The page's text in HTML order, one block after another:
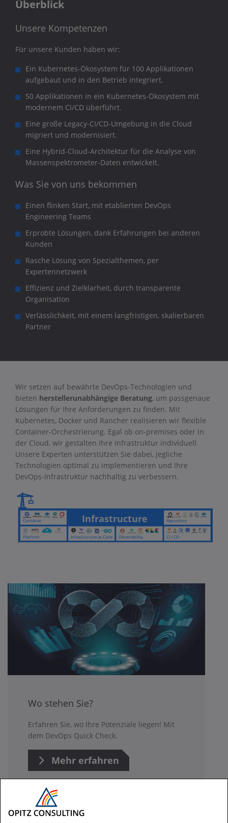
Überblick
Unsere Kompetenzen
Für unsere Kunden haben wir:
Ein Kubernetes-Ökosystem für 100 Applikationen
aufgebaut und in den Betrieb integriert.
50 Applikationen in ein Kubernetes-Ökosystem mit
modernem CI/CD überführt.
Eine große Legacy-CI/CD-Umgebung in die Cloud
migriert und modernisiert.
Eine Hybrid-Cloud-Architektur für die Analyse von
Massenspektrometer-Daten entwickelt.
Was Sie von uns bekommen
Einen flinken Start, mit etablierten DevOps
Engineering Teams
Erprobte Lösungen, dank Erfahrungen bei anderen
Kunden
Rasche Lösung von Spezialthemen, per
Expertennetzwerk
Effizienz und Zielklarheit, durch transparente
Organisation
Verlässlichkeit, mit einem langfristigen, skalierbaren
Partner
Wir setzen auf bewährte DevOps-Technologien und
bieten herstellerunabhängige Beratung, um passgenaue
Lösungen für Ihre Anforderungen zu finden. Mit
Kubernetes, Docker und Rancher realisieren wir flexible
Container-Orchestrierung. Egal ob on-premises oder in
der Cloud, wir gestalten Ihre Infrastruktur individuell.
Unsere Experten unterstützen Sie dabei, jegliche
Technologien optimal zu implementieren und Ihre
DevOps-Infrastruktur nachhaltig zu verbessern.
Wo stehen Sie?
Erfahren Sie, wo Ihre Potenziale liegen! Mit
dem DevOps Quick Check.
Mehr erfahren